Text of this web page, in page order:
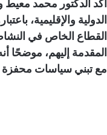
أكد الدكتور محمد معيط
الدولية والإقليمية،
القطاع الخاص في
المقدمة إليهم، موضحًا
مع تبني سياسات محفزة